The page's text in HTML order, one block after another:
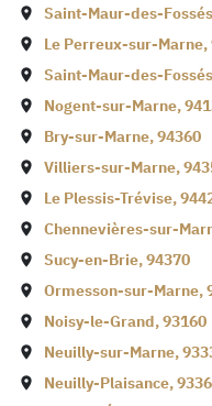
Saint-Maur-des-Fossés
Le Perreux-sur-Marne,
Saint-Maur-des-Fossés
Nogent-sur-Marne,
Bry-sur-Marne,94360
Villiers-sur-Marne,
Le Plessis-Trévise,
Chennevières-sur-
Sucy-en-Brie,94370
Ormesson-sur-Marne,
Noisy-le-Grand,93160
Neuilly-sur-Marne,
Neuilly-Plaisance,